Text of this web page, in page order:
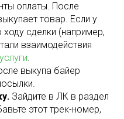
оплаты. После
товар. Если у
сделки (например,
взаимодействия
.
выкупа байер
Зайдите в ЛК в раздел
этот трек-номер,